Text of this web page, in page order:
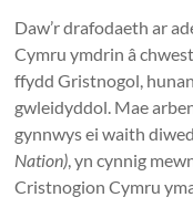
Daw’r drafodaeth ar
Cymru ymdrin â
ffydd Gristnogol,
gwleidyddol. Mae
gynnwys ei waith
Nation), yn cynnig
Cristnogion Cymru